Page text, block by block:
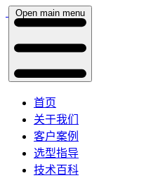
Open main menu
首页
关于我们
客户案例
选型指导
技术百科